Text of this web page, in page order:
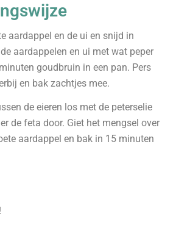
aardappel en de ui en snijd in
aardappelen en ui met wat peper
goudbruin in een pan. Pers
en bak zachtjes mee.
de eieren los met de peterselie
de feta door. Giet het mengsel over
aardappel en bak in 15 minuten